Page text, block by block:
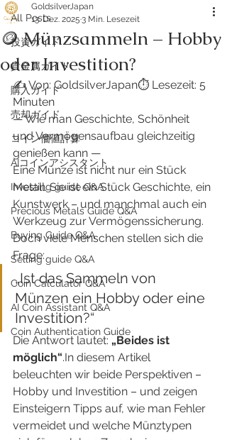
All Posts
投資ガイド
貴金属ガイド
購入ガイド
売却ガイド
​コイン価値計算
AIコインアシスタント
Investing guide Q&A
Precious Metals Guide Q&A
Buying Guide Q&A
Selling guide Q&A
Coin Calculator Q&A
AI Coin Assistant Q&A
Coin Authentication Guide
🪙 Münzsammeln – Hobby
oder Investition?
GoldsilverJapan
13. Dez. 2025 3 Min. Lesezeit
✍️ Von: GoldsilverJapan⏱️ Lesezeit: 5
Minuten
— Wie man Geschichte, Schönheit
und Vermögensaufbau gleichzeitig
genießen kann —
Eine Münze ist nicht nur ein Stück
Metall. Sie ist ein Stück Geschichte, ein
Kunstwerk – und manchmal auch ein
Werkzeug zur Vermögenssicherung.
Doch viele Menschen stellen sich die
Frage:
„Ist das Sammeln von
Münzen ein Hobby oder eine
Investition?“
Die Antwort lautet: „Beides ist
möglich“.In diesem Artikel
beleuchten wir beide Perspektiven –
Hobby und Investition – und zeigen
Einsteigern Tipps auf, wie man Fehler
vermeidet und welche Münztypen